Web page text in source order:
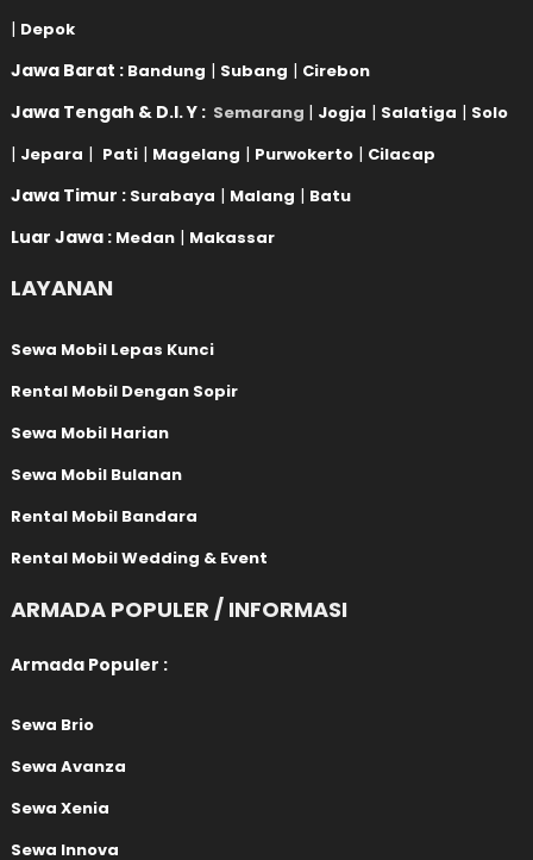
| Depok
Jawa Barat : Bandung | Subang | Cirebon
Jawa Tengah & D.I. Y : Semarang | Jogja | Salatiga | Solo
| Jepara | Pati | Magelang | Purwokerto | Cilacap
Jawa Timur : Surabaya | Malang | Batu
Luar Jawa : Medan | Makassar
LAYANAN
Sewa Mobil Lepas Kunci
Rental Mobil Dengan Sopir
Sewa Mobil Harian
Sewa Mobil Bulanan
Rental Mobil Bandara
Rental Mobil Wedding & Event
ARMADA POPULER / INFORMASI
Armada Populer :
Sewa Brio
Sewa Avanza
Sewa Xenia
Sewa Innova